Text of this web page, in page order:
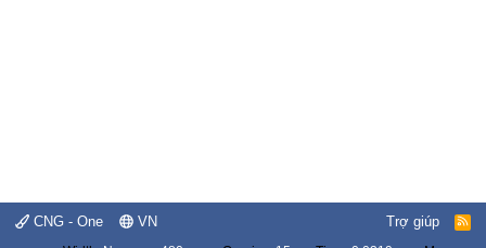
CNG - One VN Trợ giúp
R